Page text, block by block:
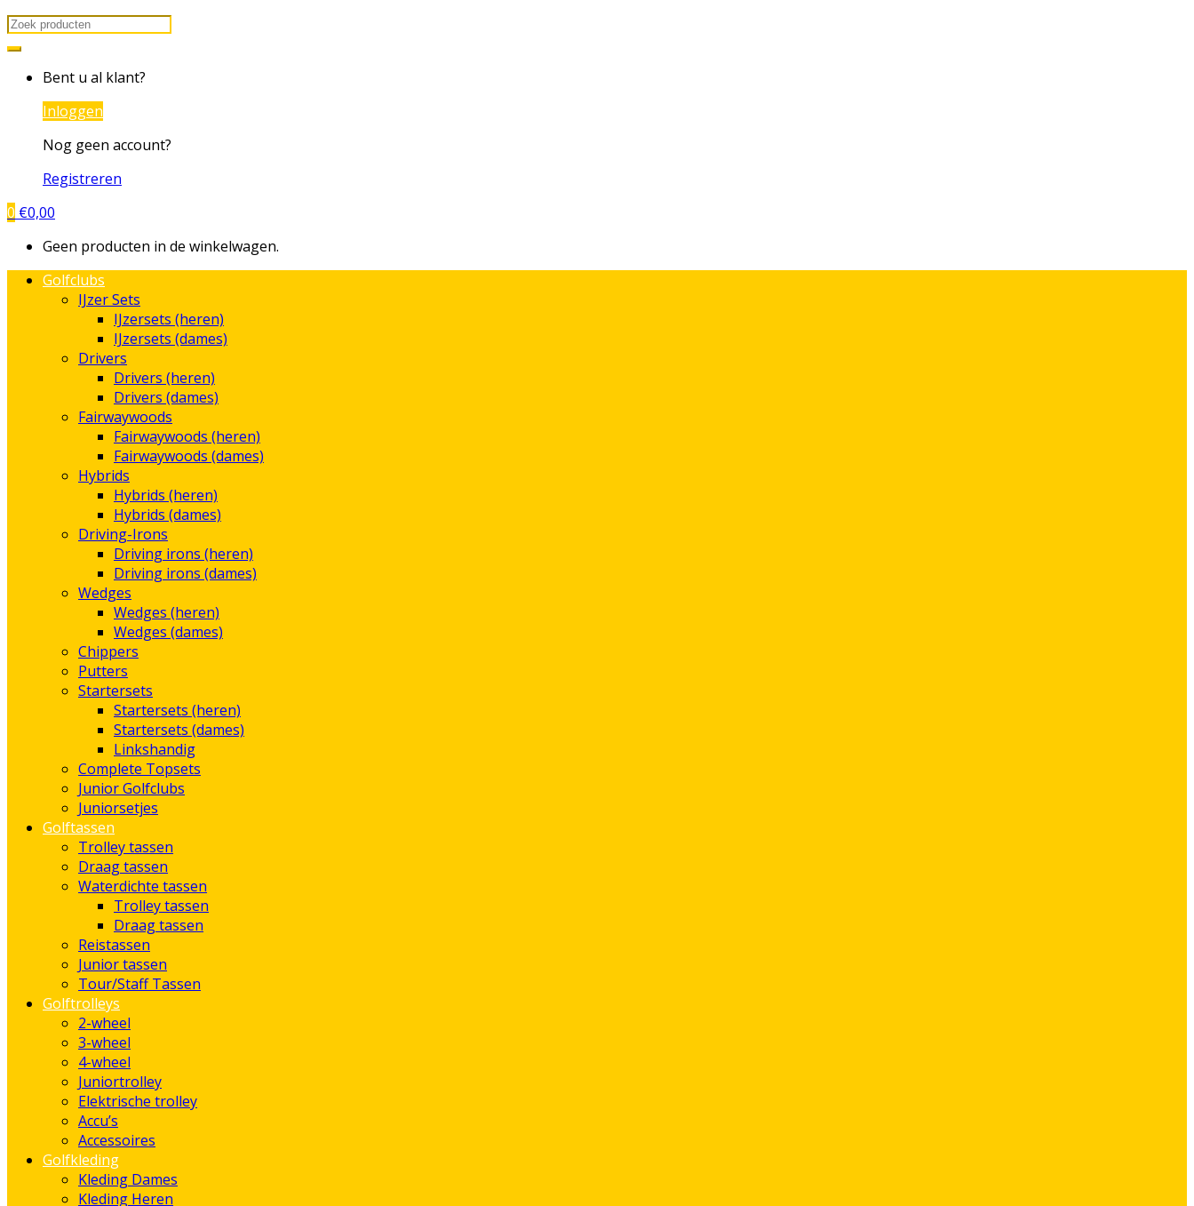
Search
for:
Bent u al klant?
Inloggen
Nog geen account?
Registreren
0 €0,00
Geen producten in de winkelwagen.
Golfclubs
IJzer Sets
IJzersets (heren)
IJzersets (dames)
Drivers
Drivers (heren)
Drivers (dames)
Fairwaywoods
Fairwaywoods (heren)
Fairwaywoods (dames)
Hybrids
Hybrids (heren)
Hybrids (dames)
Driving-Irons
Driving irons (heren)
Driving irons (dames)
Wedges
Wedges (heren)
Wedges (dames)
Chippers
Putters
Startersets
Startersets (heren)
Startersets (dames)
Linkshandig
Complete Topsets
Junior Golfclubs
Juniorsetjes
Golftassen
Trolley tassen
Draag tassen
Waterdichte tassen
Trolley tassen
Draag tassen
Reistassen
Junior tassen
Tour/Staff Tassen
Golftrolleys
2-wheel
3-wheel
4-wheel
Juniortrolley
Elektrische trolley
Accu’s
Accessoires
Golfkleding
Kleding Dames
Kleding Heren